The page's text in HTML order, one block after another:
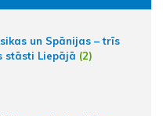
un Spānijas – trīs
stāsti Liepājā (2)